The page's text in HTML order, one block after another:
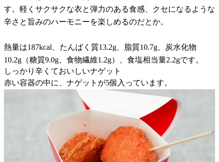
す。軽くサクサクな衣と弾力のある食感、クセになるような
辛さと旨みのハーモニーを楽しめるのだとか。
熱量は187kcal、たんぱく質13.2g、脂質10.7g、炭水化物
10.2g（糖質9.0g、食物繊維1.2g）、食塩相当量2.2gです。
しっかり辛くておいしいナゲット
赤い容器の中に、ナゲットが5個入っています。